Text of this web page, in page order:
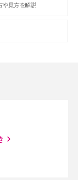
や見方を解説
復元する方法も解説
の流れを解説
続方法を解説